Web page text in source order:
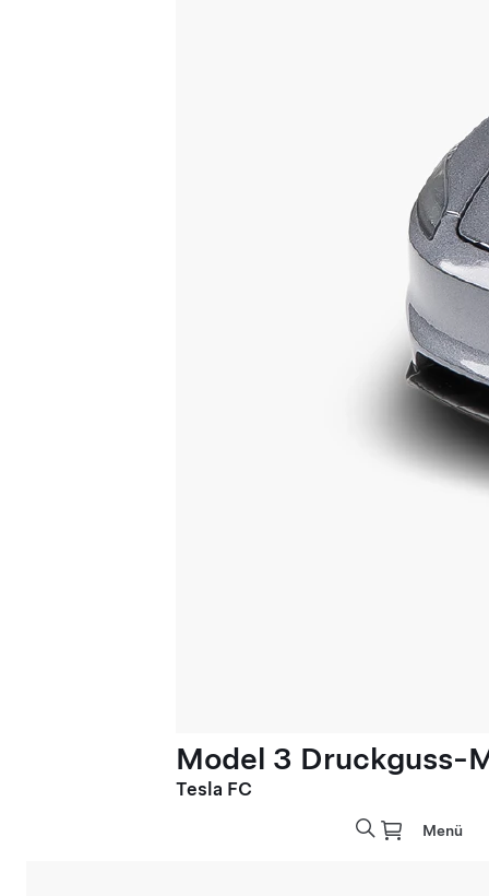
Model 3 Druckguss-
Tesla FC
Menü